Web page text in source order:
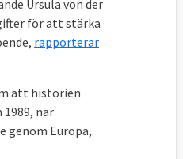
som bindande
antas. Direktiven
får
och
EU-lagarna. Beslut
bestämmelser i
Ursula von der
för att stärka
rapporterar
att historien
1989, när
genom Europa,